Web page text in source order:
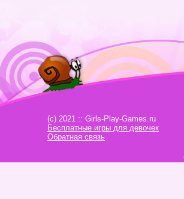
(c) 2021 :: Girls-Play-Games.ru
Бесплатные игры для девочек
Обратная связь